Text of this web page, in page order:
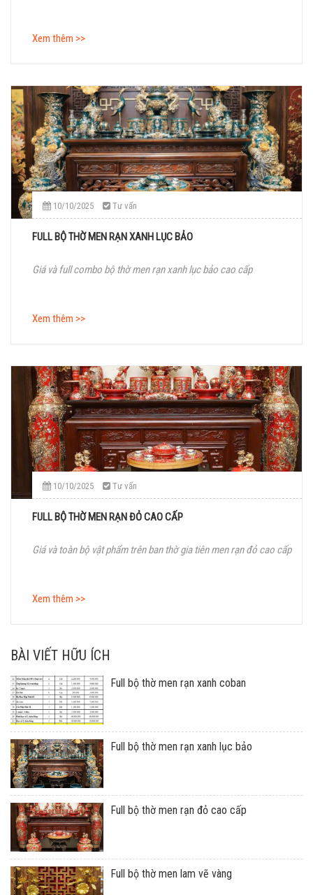
Xem thêm >>
10/10/2025 Tư vấn
FULL BỘ THỜ MEN RẠN XANH LỤC BẢO
Giá và full combo bộ thờ men rạn xanh lục bảo cao cấp
Xem thêm >>
10/10/2025 Tư vấn
FULL BỘ THỜ MEN RẠN ĐỎ CAO CẤP
Giá và toàn bộ vật phẩm trên ban thờ gia tiên men rạn đỏ cao cấp
Xem thêm >>
BÀI VIẾT HỮU ÍCH
Full bộ thờ men rạn xanh coban
Full bộ thờ men rạn xanh lục bảo
Full bộ thờ men rạn đỏ cao cấp
Full bộ thờ men lam vẽ vàng